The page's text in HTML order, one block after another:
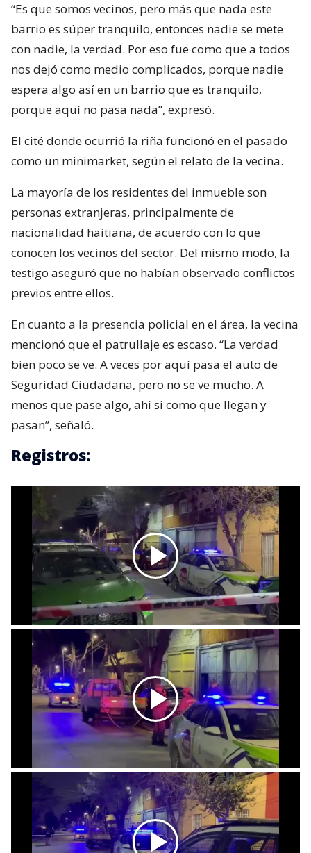
“Es que somos vecinos, pero más que nada este
barrio es súper tranquilo, entonces nadie se mete
con nadie, la verdad. Por eso fue como que a todos
nos dejó como medio complicados, porque nadie
espera algo así en un barrio que es tranquilo,
porque aquí no pasa nada”, expresó.
El cité donde ocurrió la riña funcionó en el pasado
como un minimarket, según el relato de la vecina.
La mayoría de los residentes del inmueble son
personas extranjeras, principalmente de
nacionalidad haitiana, de acuerdo con lo que
conocen los vecinos del sector. Del mismo modo, la
testigo aseguró que no habían observado conflictos
previos entre ellos.
En cuanto a la presencia policial en el área, la vecina
mencionó que el patrullaje es escaso. “La verdad
bien poco se ve. A veces por aquí pasa el auto de
Seguridad Ciudadana, pero no se ve mucho. A
menos que pase algo, ahí sí como que llegan y
pasan”, señaló.
Registros: